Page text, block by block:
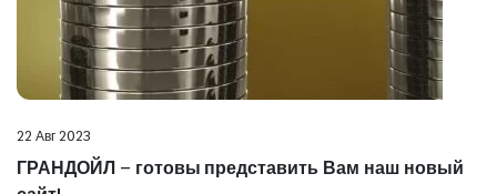
22 Авг 2023
ГРАНДОЙЛ – готовы представить Вам наш новый